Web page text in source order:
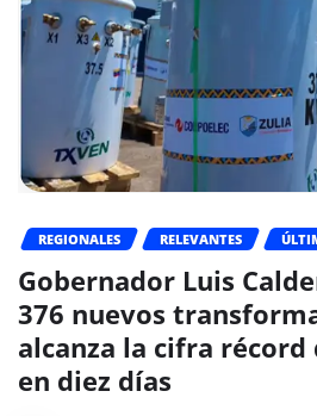
REGIONALES RELEVANTES
Gobernador Luis
376 nuevos
alcanza la cifra récord
en diez días